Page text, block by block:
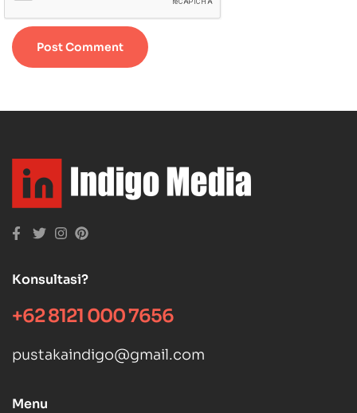
Konsultasi?
+62 8121 000 7656
pustakaindigo@gmail.com
Menu